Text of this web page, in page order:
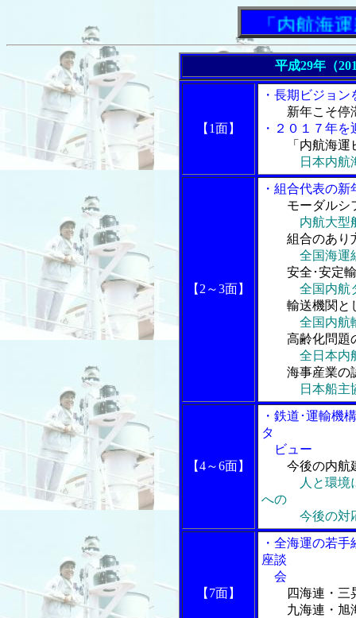
「内航海運新聞
平成29年（
【1面】
・長期ビジョ
新年こそ停
・２０１７年
「内航海
日本内
【2～3面】
・組合代表の
モーダルシ
内航大
組合のあり方
全国海
安全･安定輸
全国内航
輸送機関とし
全国内航
高齢化問題の
全日本内
海事産業の認
日本船
【4～6面】
・鉄道･運輸機
タ
ビュー
今後の内航
人と環境
への
今後の対
【7面】
・全海運の若
座談
会
四海連・
九海連・旭